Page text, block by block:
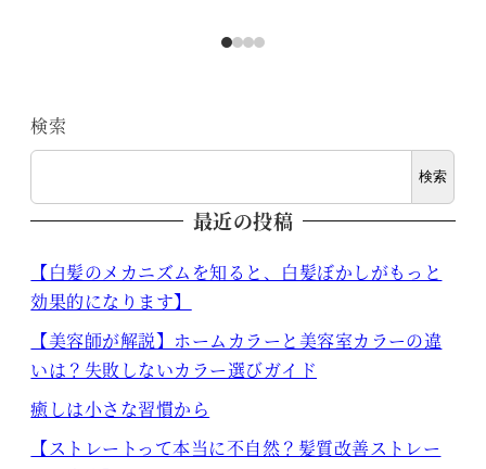
検索
検索
最近の投稿
【白髪のメカニズムを知ると、白髪ぼかしがもっと
効果的になります】
【美容師が解説】ホームカラーと美容室カラーの違
いは？失敗しないカラー選びガイド
癒しは小さな習慣から
【ストレートって本当に不自然？髪質改善ストレー